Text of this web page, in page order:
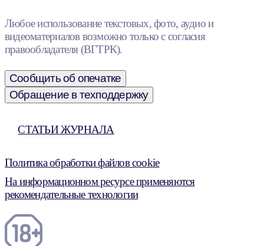
Любое использование текстовых, фото, аудио и
видеоматериалов возможно только с согласия
правообладателя (ВГТРК).
Сообщить об опечатке
Обращение в техподдержку
СТАТЬИ ЖУРНАЛА
Политика обработки файлов cookie
На информационном ресурсе применяются
рекомендательные технологии